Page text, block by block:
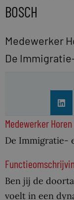
BOSCH
Medewerker
De
Medewerker
De Immigratie-
Ben jij de
voelt in een